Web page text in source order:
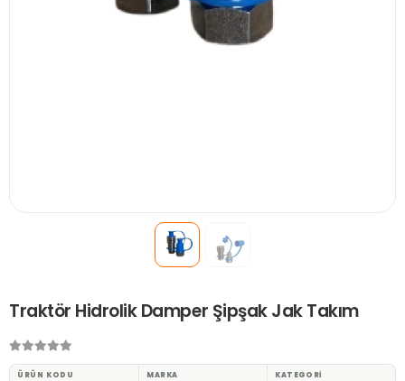
Traktör Hidrolik Damper Şipşak Jak Takım
ÜRÜN KODU MARKA KATEGORI